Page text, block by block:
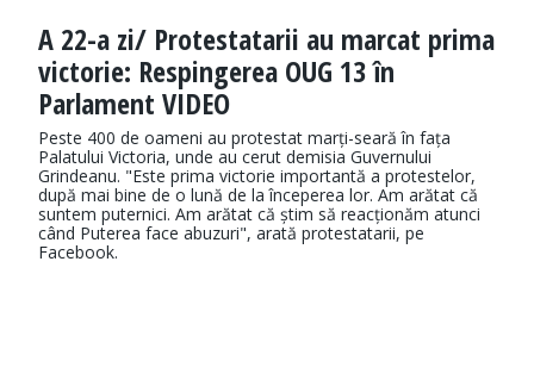
A 22-a zi/ Protestatarii au marcat prima
victorie: Respingerea OUG 13 în
Parlament VIDEO
Peste 400 de oameni au protestat marți-seară în fața
Palatului Victoria, unde au cerut demisia Guvernului
Grindeanu. "Este prima victorie importantă a protestelor,
după mai bine de o lună de la începerea lor. Am arătat că
suntem puternici. Am arătat că știm să reacționăm atunci
când Puterea face abuzuri", arată protestatarii, pe
Facebook.